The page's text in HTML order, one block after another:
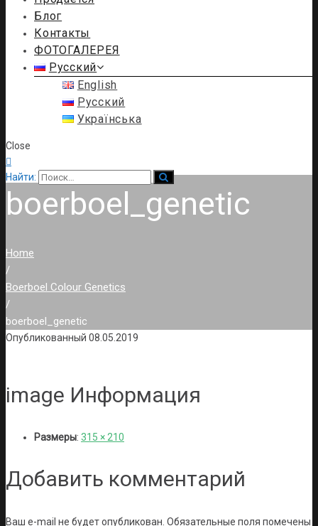
Блог
Контакты
ФОТОГАЛЕРЕЯ
Русский
English
Русский
Українська
Close

Найти:
boerboel_genetic
Home
/
Boerboel Colour Genetics
/
boerboel_genetic
Опубликованный 08.05.2019
image Информация
Размеры: 315 × 210
Добавить комментарий
Ваш e-mail не будет опубликован. Обязательные поля помечены